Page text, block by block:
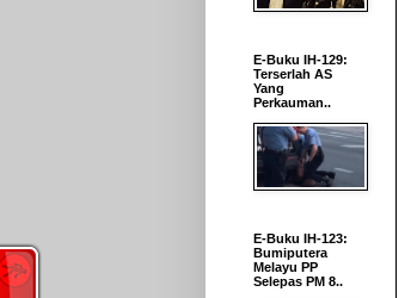
E-Buku IH-129:
Terserlah AS
Yang
Perkauman..
E-Buku IH-123:
Bumiputera
Melayu PP
Selepas PM 8..